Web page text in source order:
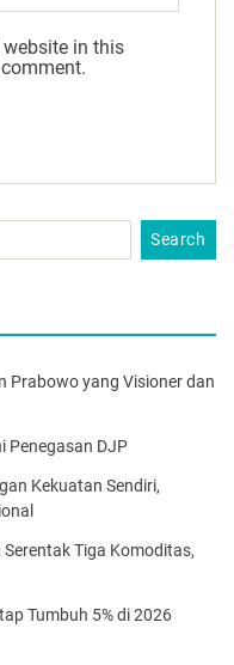
in this
Prabowo yang Visioner dan
Penegasan DJP
Kekuatan Sendiri,
Tiga Komoditas,
Tumbuh 5% di 2026